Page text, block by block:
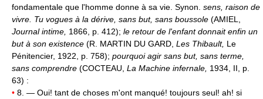
fondamentale que l'homme donne à sa vie. Synon. sens, raison de
vivre. Tu vogues à la dérive, sans but, sans boussole (AMIEL,
Journal intime, 1866, p. 412); le retour de l'enfant donnait enfin un
but à son existence (R. MARTIN DU GARD, Les Thibault, Le
Pénitencier, 1922, p. 758); pourquoi agir sans but, sans terme,
sans comprendre (COCTEAU, La Machine infernale, 1934, II, p.
63) :
• 8. — Oui! tant de choses m'ont manqué! toujours seul! ah! si